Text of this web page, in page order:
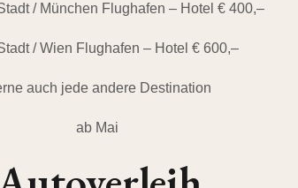
/ München Flughafen – Hotel € 400,–
/ Wien Flughafen – Hotel € 600,–
auch jede andere Destination
ab Mai